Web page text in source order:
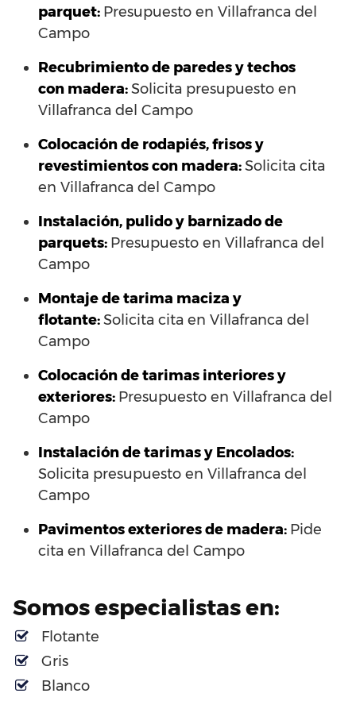
parquet: Presupuesto en Villafranca del
Campo
Recubrimiento de paredes y techos
con madera:Solicita presupuesto en
Villafranca del Campo
Colocación de rodapiés, frisos y
revestimientos con madera:Solicita cita
en Villafranca del Campo
Instalación, pulido y barnizado de
parquets: Presupuesto en Villafranca del
Campo
Montaje de tarima maciza y
flotante:Solicita cita en Villafranca del
Campo
Colocación de tarimas interiores y
exteriores: Presupuesto en Villafranca del
Campo
Instalación de tarimas y Encolados:
Solicita presupuesto en Villafranca del
Campo
Pavimentos exteriores de madera: Pide
cita en Villafranca del Campo
Somos especialistas en:
Flotante
Gris
Blanco